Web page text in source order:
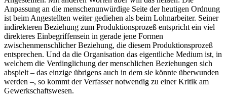
Anpassung an die menschenunwürdige Seite der heutigen Ordnung
ist beim Angestellten weiter gediehen als beim Lohnarbeiter. Seiner
indirekteren Beziehung zum Produktionsprozeß entspricht ein viel
direkteres Einbegriffensein in gerade jene Formen
zwischenmenschlicher Beziehung, die diesem Produktionsprozeß
entsprechen. Und da die Organisation das eigentliche Medium ist, in
welchem die Verdinglichung der menschlichen Beziehungen sich
abspielt – das einzige übrigens auch in dem sie könnte überwunden
werden –, so kommt der Verfasser notwendig zu einer Kritik am
Gewerkschaftswesen.